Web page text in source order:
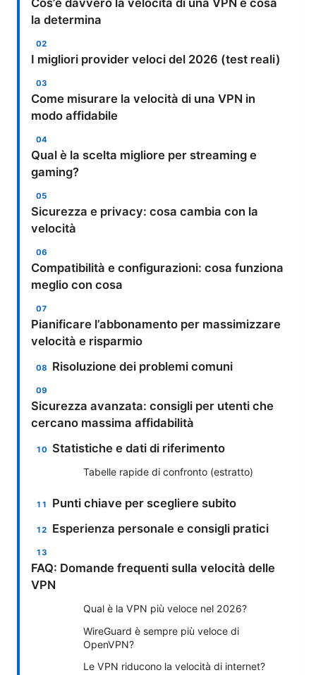
la determina
I migliori provider veloci del 2026 (test reali)
Come misurare la velocità di una VPN in
modo affidabile
Qual è la scelta migliore per streaming e
gaming?
Sicurezza e privacy: cosa cambia con la
velocità
Compatibilità e configurazioni: cosa funziona
meglio con cosa
Pianificare l’abbonamento per massimizzare
velocità e risparmio
Risoluzione dei problemi comuni
Sicurezza avanzata: consigli per utenti che
cercano massima affidabilità
Statistiche e dati di riferimento
Tabelle rapide di confronto (estratto)
Punti chiave per scegliere subito
Esperienza personale e consigli pratici
FAQ: Domande frequenti sulla velocità delle
VPN
Qual è la VPN più veloce nel 2026?
WireGuard è sempre più veloce di
OpenVPN?
Le VPN riducono la velocità di internet?